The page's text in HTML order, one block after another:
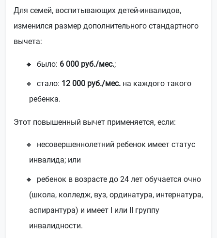
Для семей, воспитывающих детей-инвалидов,
изменился размер дополнительного стандартного
вычета:
было: 6 000 руб./мес.;
стало: 12 000 руб./мес. на каждого такого
ребенка.
Этот повышенный вычет применяется, если:
несовершеннолетний ребенок имеет статус
инвалида; или
ребенок в возрасте до 24 лет обучается очно
(школа, колледж, вуз, ординатура, интернатура,
аспирантура) и имеет I или II группу
инвалидности.